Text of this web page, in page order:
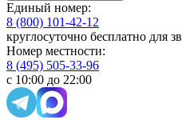
Единый номер:
8 (800) 101-42-12
круглосуточно бесплатно для
Номер местности:
8 (495) 505-33-96
с 10:00 до 22:00